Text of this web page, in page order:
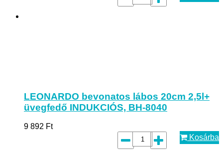
LEONARDO bevonatos lábos 20cm 2,5l+
üvegfedő INDUKCIÓS, BH-8040
9 892 Ft
Kosárba